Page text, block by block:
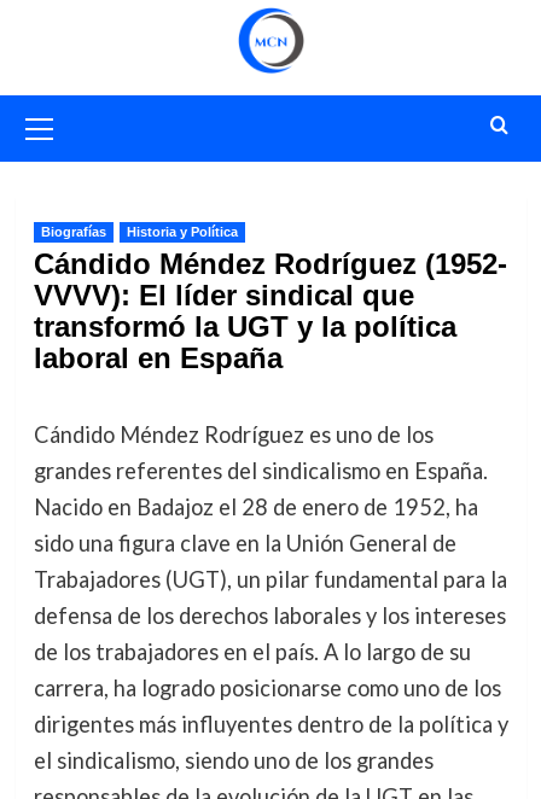
primario
Biografías Historia y Política
Cándido Méndez Rodríguez (1952-
VVVV): El líder sindical que
transformó la UGT y la política
laboral en España
Cándido Méndez Rodríguez es uno de los
grandes referentes del sindicalismo en España.
Nacido en Badajoz el 28 de enero de 1952, ha
sido una figura clave en la Unión General de
Trabajadores (UGT), un pilar fundamental para la
defensa de los derechos laborales y los intereses
de los trabajadores en el país. A lo largo de su
carrera, ha logrado posicionarse como uno de los
dirigentes más influyentes dentro de la política y
el sindicalismo, siendo uno de los grandes